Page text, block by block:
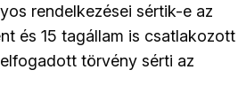
rendelkezései sértik-e az
és 15 tagállam is csatlakozott
törvény sérti az